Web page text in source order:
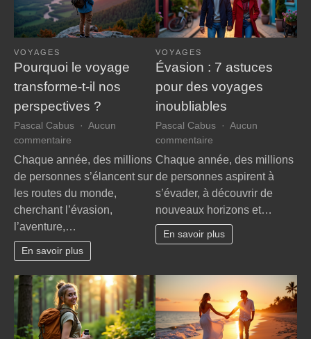
VOYAGES
Pourquoi le voyage
transforme-t-il nos
perspectives ?
Pascal Cabus
Aucun
commentaire
Pourquoi
voyage
transforme-
t-
il
nos
perspectives
Chaque année, des millions
de personnes s’élancent sur
les routes du monde,
cherchant l’évasion,
l’aventure,…
En savoir plus
VOYAGES
Évasion : 7 astuces
pour des voyages
inoubliables
Pascal Cabus
Aucun
commentaire
Évasion
7
astuces
pour
des
voyages
Chaque année, des millions
de personnes aspirent à
s’évader, à découvrir de
nouveaux horizons et…
En savoir plus